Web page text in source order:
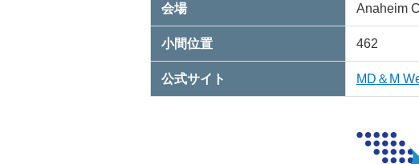
会場 Anaheim
小間位置 462
公式サイト
MD＆M
新規ウィ